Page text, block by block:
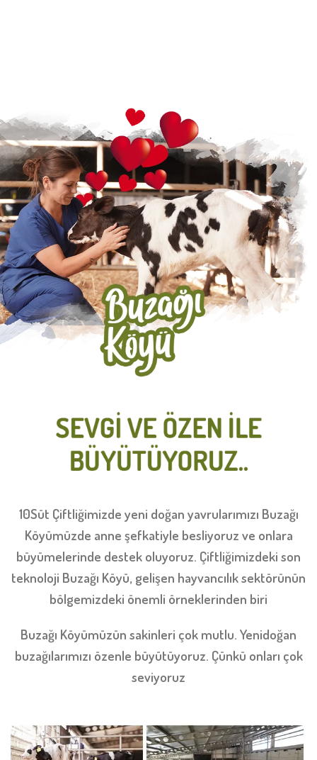
10Süt Çiftliğimizde yeni doğan yavrularımızı Buzağı
Köyümüzde anne şefkatiyle besliyoruz ve onlara
büyümelerinde destek oluyoruz. Çiftliğimizdeki son
teknoloji Buzağı Köyü, gelişen hayvancılık sektörünün
bölgemizdeki önemli örneklerinden biri
Buzağı Köyümüzün sakinleri çok mutlu. Yenidoğan
buzağılarımızı özenle büyütüyoruz. Çünkü onları çok
seviyoruz